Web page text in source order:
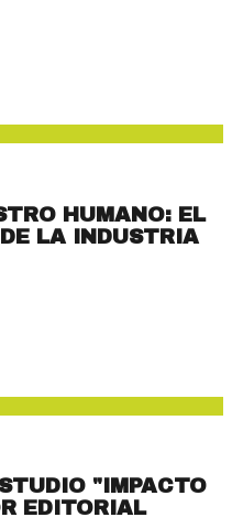
HUMANO: EL
LA INDUSTRIA
"IMPACTO
EDITORIAL